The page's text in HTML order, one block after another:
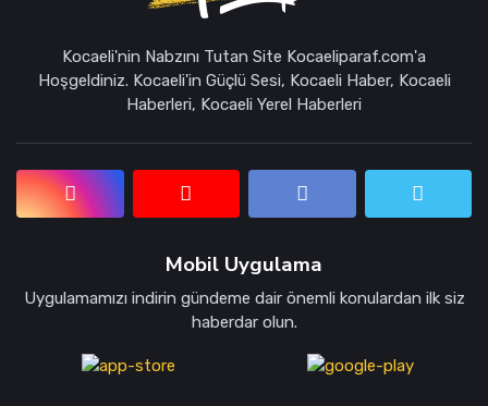
Kocaeli'nin Nabzını Tutan Site Kocaeliparaf.com'a
Hoşgeldiniz. Kocaeli'in Güçlü Sesi, Kocaeli Haber, Kocaeli
Haberleri, Kocaeli Yerel Haberleri
Mobil Uygulama
Uygulamamızı indirin gündeme dair önemli konulardan ilk siz
haberdar olun.